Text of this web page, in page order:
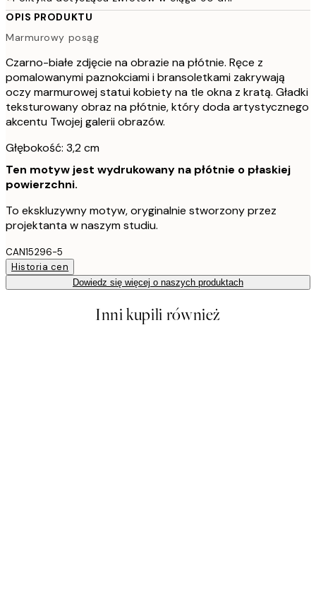
OPIS PRODUKTU
Marmurowy posąg
Czarno-białe zdjęcie na obrazie na płótnie. Ręce z
pomalowanymi paznokciami i bransoletkami zakrywają
oczy marmurowej statui kobiety na tle okna z kratą. Gładki
teksturowany obraz na płótnie, który doda artystycznego
akcentu Twojej galerii obrazów.
Głębokość: 3,2 cm
Ten motyw jest wydrukowany na płótnie o płaskiej
powierzchni.
To ekskluzywny motyw, oryginalnie stworzony przez
projektanta w naszym studiu.
CAN15296-5
Historia cen
Dowiedz się więcej o naszych produktach
Inni kupili również